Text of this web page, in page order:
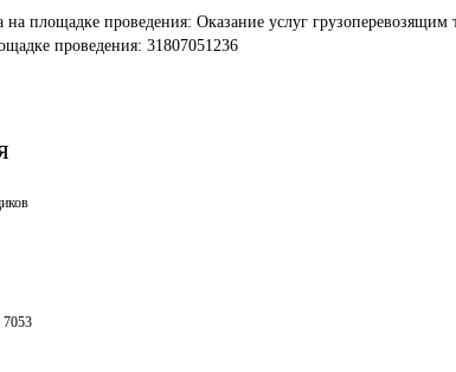
на площадке проведения: Оказание услуг
проведения: 31807051236
7053